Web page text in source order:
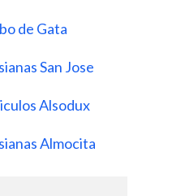
de Gata
San Jose
Alsodux
Almocita